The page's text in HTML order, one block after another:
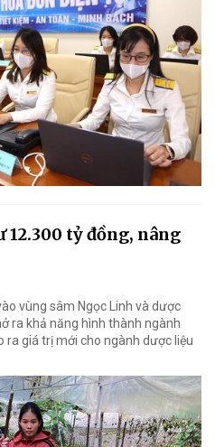
12.300 tỷ đồng, nâng
vùng sâm Ngọc Linh và dược
ra khả năng hình thành ngành
ra giá trị mới cho ngành dược liệu